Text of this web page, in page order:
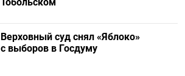
Верховный суд снял «Яблоко»
с выборов в Госдуму